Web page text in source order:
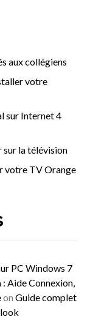
aux collégiens
votre
sur Internet 4
sur la télévision
votre TV Orange
PC Windows 7
Aide Connexion,
on Guide complet